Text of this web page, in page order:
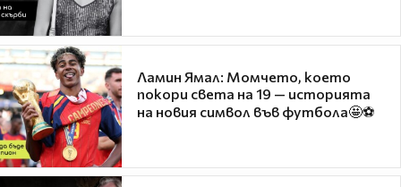
Ламин Ямал: Момчето, което
покори света на 19 — историята
на новия символ във футбола🤩⚽